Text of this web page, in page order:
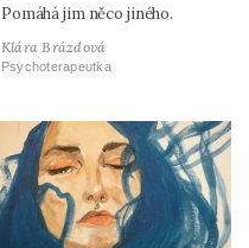
Pomáhá jim něco jiného.
Klára Brázdová
Psychoterapeutka